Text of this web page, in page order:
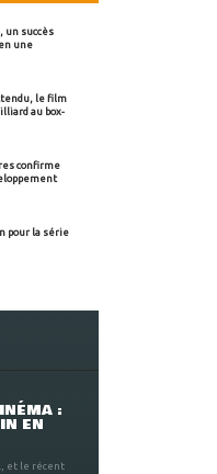
un succès
une
le film
au box-
confirme
pour la série
:
EN
et le récent